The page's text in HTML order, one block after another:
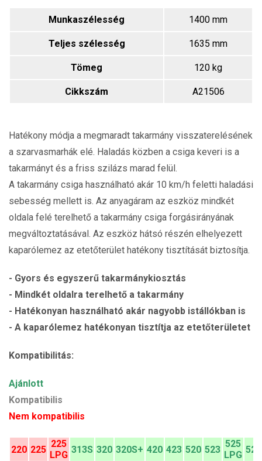
Munkaszélesség 1400 mm
Teljes szélesség 1635 mm
Tömeg 120 kg
Cikkszám A21506
Hatékony módja a megmaradt takarmány visszaterelésének
a szarvasmarhák elé. Haladás közben a csiga keveri is a
takarmányt és a friss szilázs marad felül.
A takarmány csiga használható akár 10 km/h feletti haladási
sebesség mellett is. Az anyagáram az eszköz mindkét
oldala felé terelhető a takarmány csiga forgásirányának
megváltoztatásával. Az eszköz hátsó részén elhelyezett
kaparólemez az etetőterület hatékony tisztítását biztosítja.
- Gyors és egyszerű takarmánykiosztás
- Mindkét oldalra terelhető a takarmány
- Hatékonyan használható akár nagyobb istállókban is
- A kaparólemez hatékonyan tisztítja az etetőterületet
Kompatibilitás:
Ajánlott
Kompatibilis
Nem kompatibilis
220 225 225
LPG 313S 320 320S+ 420 423 520 523 525
LPG 528